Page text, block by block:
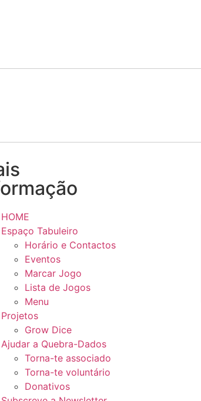
HOME
Espaço Tabuleiro
Horário e Contactos
Eventos
Marcar Jogo
Lista de Jogos
Menu
Projetos
Grow Dice
Ajudar a Quebra-Dados
Torna-te associado
Torna-te voluntário
Donativos